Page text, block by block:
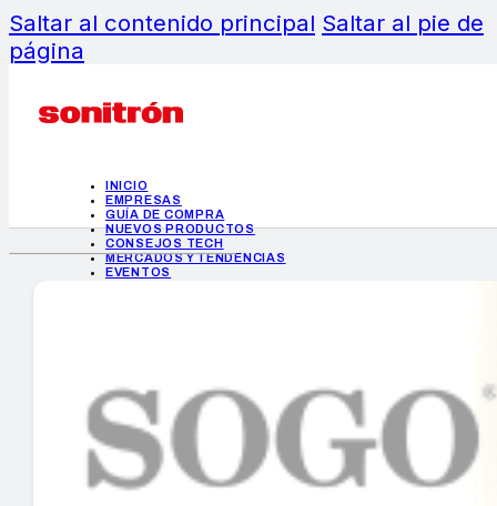
Saltar al contenido principal Saltar al pie de
página
INICIO
EMPRESAS
GUÍA DE COMPRA
NUEVOS PRODUCTOS
CONSEJOS TECH
MERCADOS Y TENDENCIAS
EVENTOS
INICIO
EMPRESAS